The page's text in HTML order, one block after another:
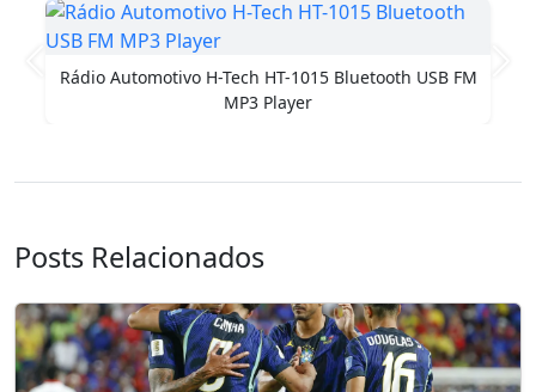
Rádio Automotivo H-Tech HT-1015 Bluetooth USB FM
MP3 Player
Anterior
Posts Relacionados